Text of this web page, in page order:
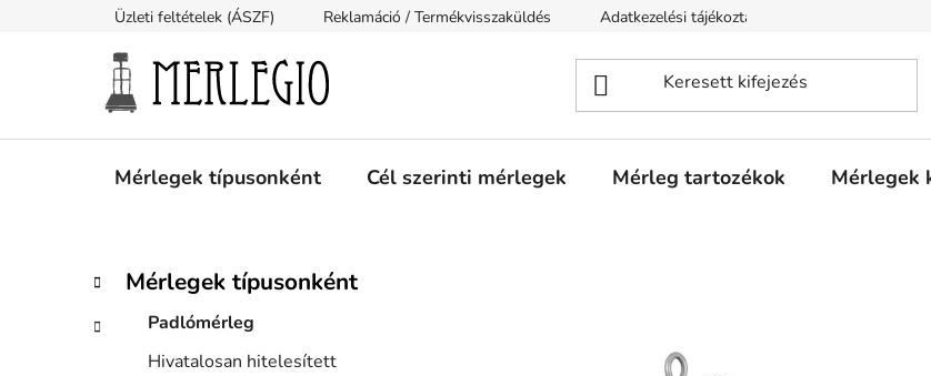
Üzleti feltételek (ÁSZF) Reklamáció / Termékvisszaküldés Adatkezelési tájékoztató
Mérlegek típusonként Cél szerinti mérlegek Mérleg tartozékok Mérlegek
O
d
Kategóriák
átugrása
K
a
t
Mérlegek típusonként
Padlómérleg
Hivatalosan hitelesített